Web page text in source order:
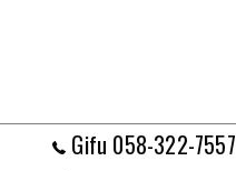
Gifu 058-322-7557